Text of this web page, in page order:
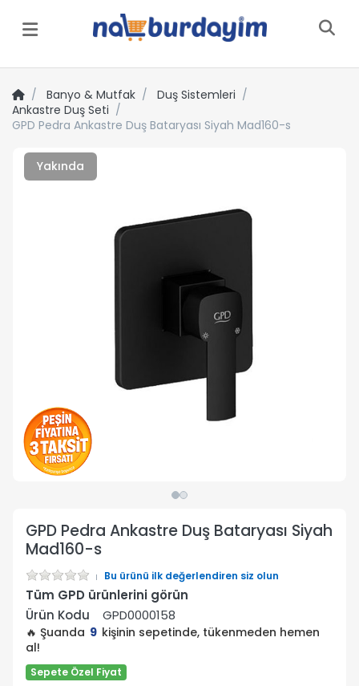
Menü
Banyo & Mutfak
Duş Sistemleri
Ankastre Duş Seti
GPD Pedra Ankastre Duş Bataryası Siyah Mad160-s
Yakında
GPD Pedra Ankastre Duş Bataryası Siyah
Mad160-s
Bu ürünü ilk değerlendiren siz olun
Tüm GPD ürünlerini görün
Ürün Kodu
GPD0000158
🔥 Şuanda 9 kişinin sepetinde, tükenmeden hemen
al!
Sepete Özel Fiyat